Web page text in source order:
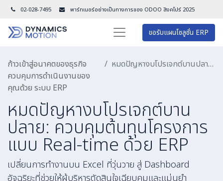
02-028-7495 พาร์ทเนอร์อย่างเป็นทางการของ ODOO สิงคโปร์ 2025
ขอรับแผนโซลูชั่น ERP
ก้าวเข้าสู่อนาคตของธุรกิจ
ควบคุมการดำเนินงานของ
คุณด้วย ระบบ ERP
หมดปัญหางบโปรเจกต์บานปลาย: ควบคุมต้นทุนโครงการแบบ Real-time ด้วย ERP
หมดปัญหางบโปรเจกต์บาน
ปลาย: ควบคุมต้นทุนโครงการ
แบบ Real-time ด้วย ERP
เปลี่ยนการทำงานบน Excel ที่วุ่นวาย สู่ Dashboard
อัจฉริยะที่ช่วยให้ผู้บริหารตัดสินใจเฉียบคมและแม่นยำ